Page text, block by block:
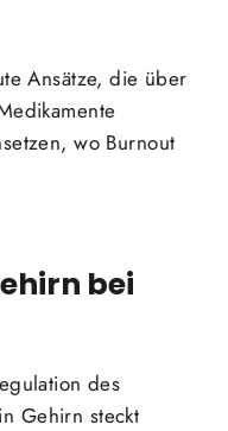
Ansätze, die über
wo Burnout
bei
des
Gehirn steckt